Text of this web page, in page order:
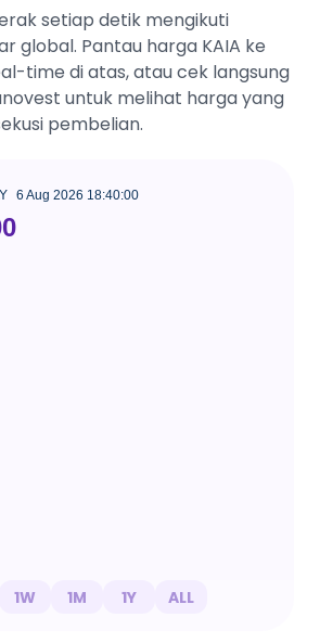
setiap detik mengikuti
global. Pantau harga KAIA ke
time di atas, atau cek langsung
untuk melihat harga yang
pembelian.
6 Aug 2026 18:40:00
1W 1M 1Y ALL